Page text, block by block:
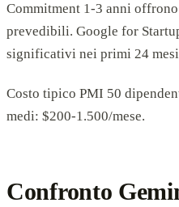
Commitment 1-3 anni
prevedibili. Google for
significativi nei primi 24
Costo tipico PMI 50
medi: $200-1.500/mese.
Confronto